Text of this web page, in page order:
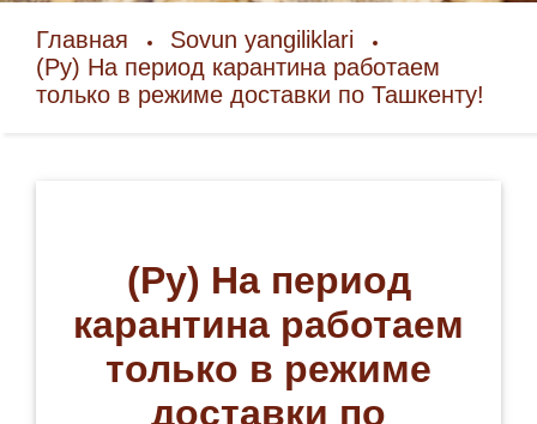
Главная
Sovun yangiliklari
(Ру) На период карантина работаем
только в режиме доставки по Ташкенту!
(Ру) На период
карантина работаем
только в режиме
доставки по